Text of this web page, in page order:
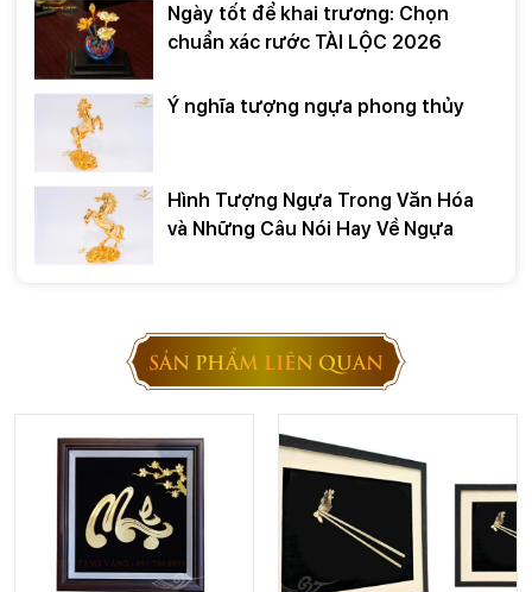
Ngày tốt để khai trương: Chọn
chuẩn xác rước TÀI LỘC 2026
Ý nghĩa tượng ngựa phong thủy
Hình Tượng Ngựa Trong Văn Hóa
và Những Câu Nói Hay Về Ngựa
SẢN PHẨM LIÊN QUAN